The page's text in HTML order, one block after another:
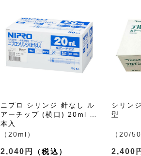
ニプロ シリンジ 針なし ル
アーチップ (横口) 20ml 50
本入
（20ml）
2,040円
シリン
型
（20/
2,400